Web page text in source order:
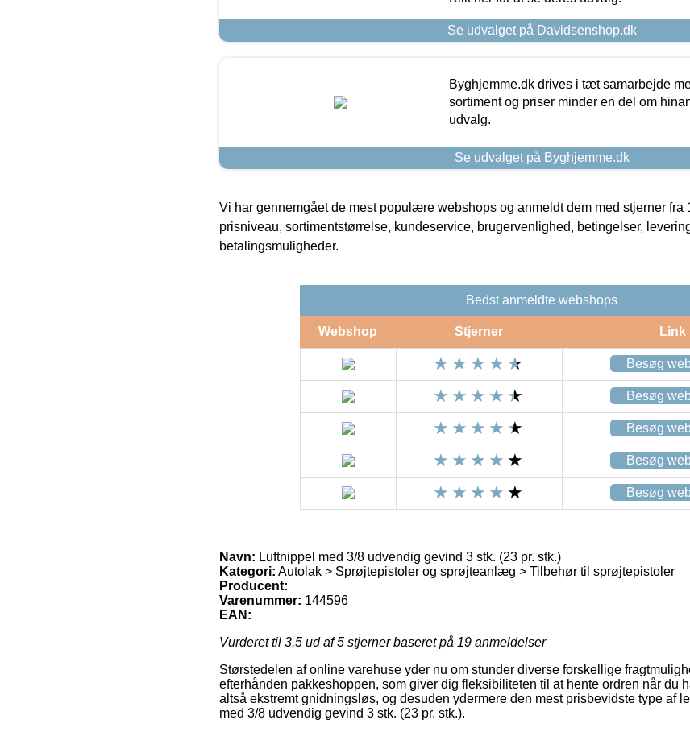
Se udvalget på Davidsenshop.dk
Byghjemme.dk drives i tæt samarbejde
sortiment og priser minder en del om
udvalg.
Se udvalget på Byghjemme.dk
Vi har gennemgået de mest populære webshops og anmeldt dem med stjerner fra
prisniveau, sortimentstørrelse, kundeservice, brugervenlighed, betingelser,
betalingsmuligheder.
Bedst anmeldte webshops
Webshop Stjerner Link
Besøg
Besøg
Besøg
Besøg
Besøg
Navn: Luftnippel med 3/8 udvendig gevind 3 stk. (23 pr. stk.)
Kategori: Autolak > Sprøjtepistoler og sprøjteanlæg > Tilbehør til sprøjtepistoler
Producent:
Varenummer: 144596
EAN:
Vurderet til 3.5 ud af 5 stjerner baseret på 19 anmeldelser
Størstedelen af online varehuse yder nu om stunder diverse forskellige
efterhånden pakkeshoppen, som giver dig fleksibiliteten til at hente ordren når du
altså ekstremt gnidningsløs, og desuden ydermere den mest prisbevidste type af
med 3/8 udvendig gevind 3 stk. (23 pr. stk.).